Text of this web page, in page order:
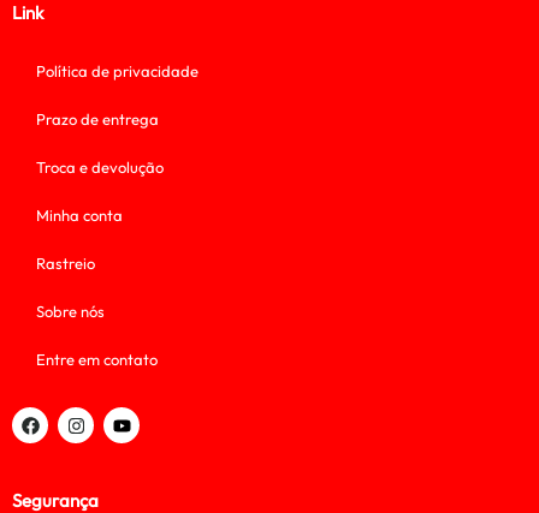
Link
Política de privacidade
Prazo de entrega
Troca e devolução
Minha conta
Rastreio
Sobre nós
Entre em contato
Segurança